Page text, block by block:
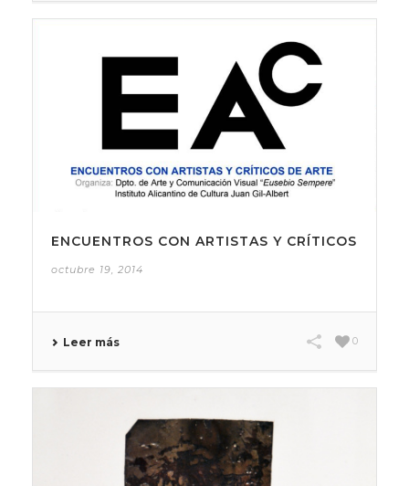
ENCUENTROS CON ARTISTAS Y CRÍTICOS
octubre 19, 2014
Leer más 0